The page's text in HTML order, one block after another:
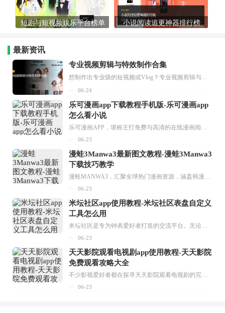
短剧与短视频娱乐平台榜单 小说阅读追更神器排行榜
最新资讯
专业视频剪辑与特效制作合集
想制作出专业级的短视频或Vlog？专业视频剪辑与特效制作大全专题为你提供了从剪辑、抠像到特效包装的全套解决方案。无论是添加炫酷的片头、进行精准的视频抠图，还是制...
06-24
乐可漫画app下载教程手机版-乐可漫画app
怎么看小说
06-23
漫蛙3Manwa3最新图文教程-漫蛙3Manwa3
下载技巧教学
06-23
米坛社区app使用教程-米坛社区表盘自定义
工具怎么用
06-23
天天影院观看电视剧app使用教程-天天影院
免费观看攻略大全
06-23